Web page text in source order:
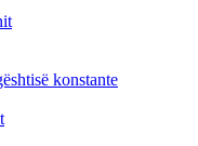
konstante